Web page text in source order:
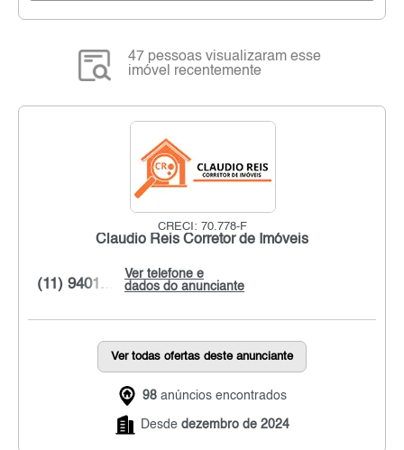
47 pessoas visualizaram esse
imóvel recentemente
CRECI: 70.778-F
Claudio Reis Corretor de Imóveis
Ver telefone e
dados do anunciante
(11) 9401...
Ver todas ofertas deste anunciante
98 anúncios encontrados
Desde dezembro de 2024